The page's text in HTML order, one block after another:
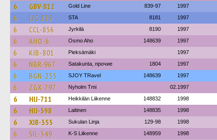
6 GBV-812 Gold Line 839-97 1997
6 LIC-829 STA 8181 1997
6 CCL-856 Jyrkilä 8190 1997
6 AHO-6 Osmo Aho 148639 1997
6 KIB-801 Pieksämäki 1997
6 NBR-967 Satakunta, прочие 1804 1997
6 BGN-255 SJOY TRavel 148639 1997
6 ZGX-797 Nyholm Tmi 02.1997
6 HIJ-711 Heikkilän Liikenne 148832 1998
6 HIJ-598 Laitinen 148835 1998
6 XIB-355 Sukulan Linja 129-98 1998
6 SIL-549 K-S Liikenne 148959 1998